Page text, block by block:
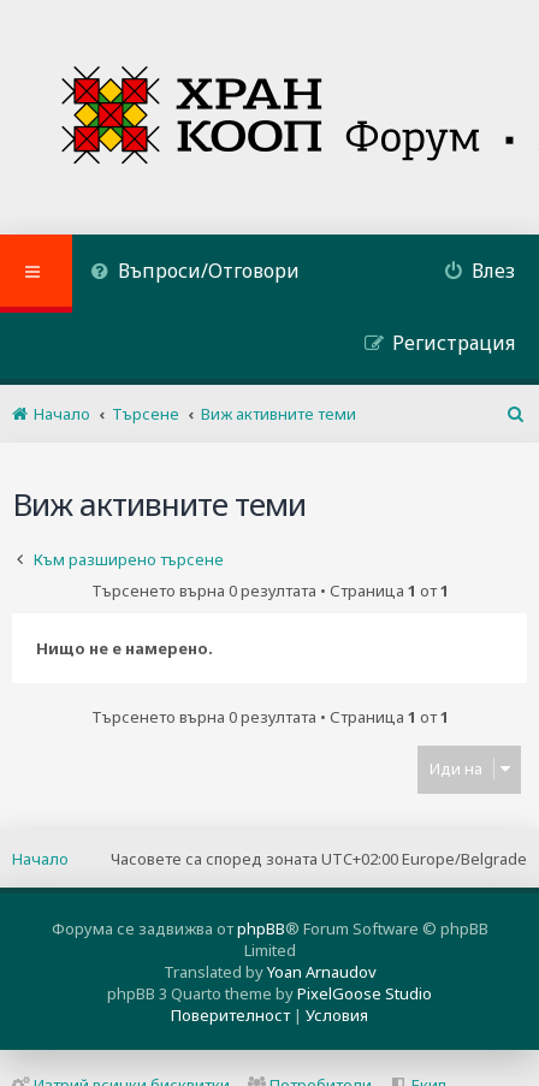
Въпроси/Отговори Влез
Регистрация
Начало Търсене
Виж активните теми
Виж активните теми
Към разширено търсене
Търсенето върна 0 резултата • Страница 1 от1
Нищо не е намерено.
Търсенето върна 0 резултата • Страница 1 от1
Иди на
Часовете са според зоната UTC+02:00 Europe/Belgrade
Начало
Форума се задвижва отphpBB® Forum Software © phpBB
Limited
Translated byYoan Arnaudov
phpBB 3 Quarto theme byPixelGoose Studio
Поверителност| Условия